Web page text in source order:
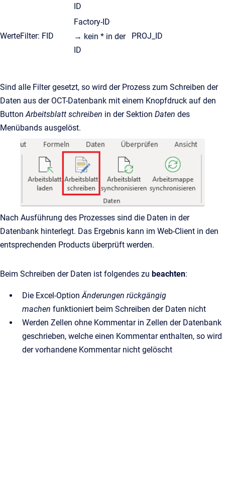
ID
WerteFilter: FID
Factory-ID
→ kein * in der
ID
PROJ_ID
Sind alle Filter gesetzt, so wird der Prozess zum Schreiben der
Daten aus der OCT-Datenbank mit einem Knopfdruck auf den
ButtonArbeitsblatt schreiben in der Sektion Daten des
Menübands ausgelöst.
Nach Ausführung des Prozesses sind die Daten in der
Datenbank hinterlegt. Das Ergebnis kann im Web-Client in den
entsprechenden Products überprüft werden.
Beim Schreiben der Daten ist folgendes zu beachten:
Die Excel-OptionÄnderungen rückgängig
machen funktioniert beim Schreiben der Daten nicht
Werden Zellen ohne Kommentar in Zellen der Datenbank
geschrieben, welche einen Kommentar enthalten, so wird
der vorhandene Kommentar nicht gelöscht